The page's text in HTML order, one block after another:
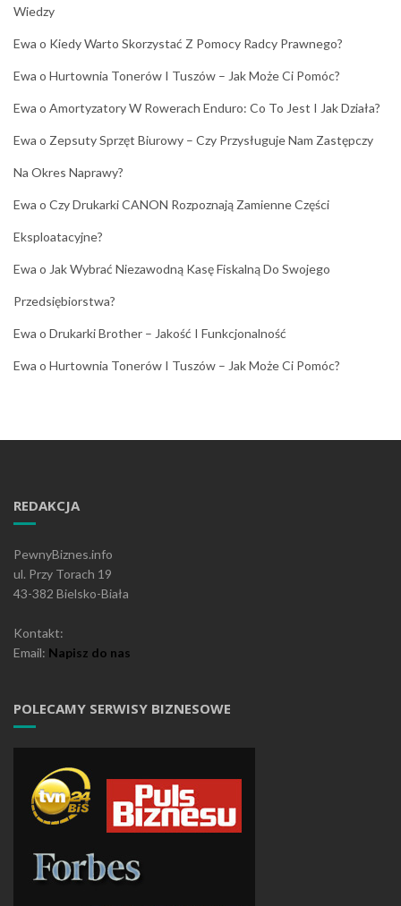
Wiedzy
Ewa o Kiedy Warto Skorzystać Z Pomocy Radcy Prawnego?
Ewa o Hurtownia Tonerów I Tuszów – Jak Może Ci Pomóc?
Ewa o Amortyzatory W Rowerach Enduro: Co To Jest I Jak Działa?
Ewa o Zepsuty Sprzęt Biurowy – Czy Przysługuje Nam Zastępczy
Na Okres Naprawy?
Ewa o Czy Drukarki CANON Rozpoznają Zamienne Części
Eksploatacyjne?
Ewa o Jak Wybrać Niezawodną Kasę Fiskalną Do Swojego
Przedsiębiorstwa?
Ewa o Drukarki Brother – Jakość I Funkcjonalność
Ewa o Hurtownia Tonerów I Tuszów – Jak Może Ci Pomóc?
REDAKCJA
PewnyBiznes.info
ul. Przy Torach 19
43-382 Bielsko-Biała
Kontakt:
Email: Napisz do nas
POLECAMY SERWISY BIZNESOWE